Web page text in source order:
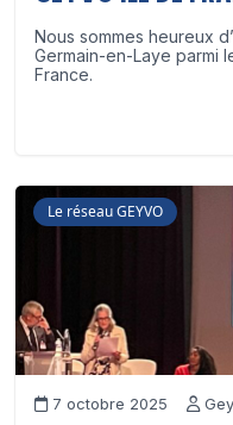
Nous sommes heureux
Germain-en-Laye parmi
France.
Le réseau GEYVO
7 octobre 2025